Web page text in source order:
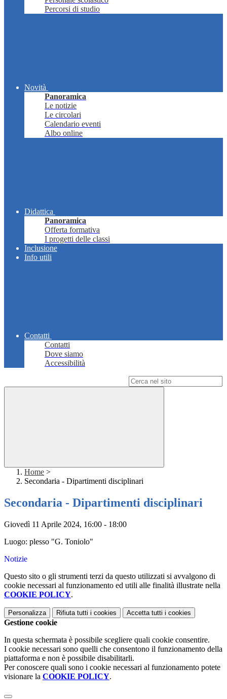
Percorsi di studio
Novità
Panoramica
Le notizie
Le circolari
Calendario eventi
Albo online
Didattica
Panoramica
Offerta formativa
I progetti delle classi
Inclusione
Info utili
Contatti
Contatti
Dove siamo
Accessibilità
Home >
Secondaria - Dipartimenti disciplinari
Secondaria - Dipartimenti disciplinari
Giovedì 11 Aprile 2024, 16:00 - 18:00
Luogo: plesso "G. Toniolo"
Notizie
Questo sito o gli strumenti terzi da questo utilizzati si avvalgono di
cookie necessari al funzionamento ed utili alle finalità illustrate nella
COOKIE POLICY.
Personalizza Rifiuta tutti i cookies Accetta tutti i cookies
Gestione cookie
In questa schermata è possibile scegliere quali cookie consentire.
I cookie necessari sono quelli che consentono il funzionamento della
piattaforma e non è possibile disabilitarli.
Per conoscere quali sono i cookie necessari al funzionamento potete
visionare la COOKIE POLICY.